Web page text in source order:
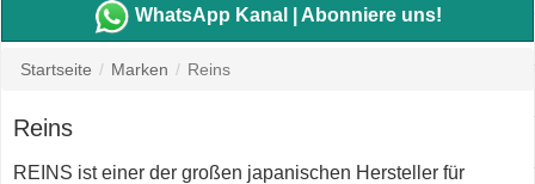
WhatsApp Kanal | Abonniere uns!
Startseite / Marken / Reins
Reins
REINS ist einer der großen japanischen Hersteller für